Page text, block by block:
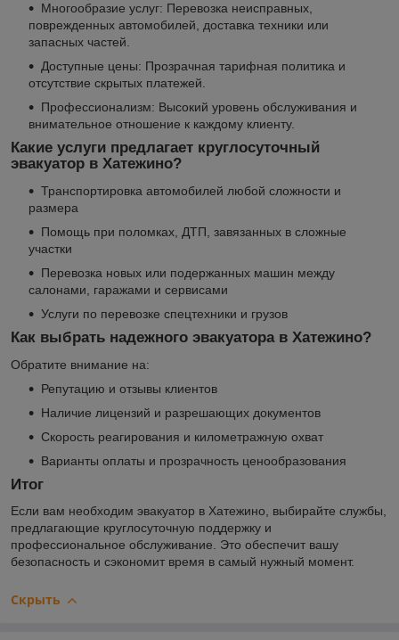
Многообразие услуг: Перевозка неисправных,
поврежденных автомобилей, доставка техники или
запасных частей.
Доступные цены: Прозрачная тарифная политика и
отсутствие скрытых платежей.
Профессионализм: Высокий уровень обслуживания и
внимательное отношение к каждому клиенту.
Какие услуги предлагает круглосуточный
эвакуатор в Хатежино?
Транспортировка автомобилей любой сложности и
размера
Помощь при поломках, ДТП, завязанных в сложные
участки
Перевозка новых или подержанных машин между
салонами, гаражами и сервисами
Услуги по перевозке спецтехники и грузов
Как выбрать надежного эвакуатора в Хатежино?
Обратите внимание на:
Репутацию и отзывы клиентов
Наличие лицензий и разрешающих документов
Скорость реагирования и километражную охват
Варианты оплаты и прозрачность ценообразования
Итог
Если вам необходим эвакуатор в Хатежино, выбирайте службы,
предлагающие круглосуточную поддержку и
профессиональное обслуживание. Это обеспечит вашу
безопасность и сэкономит время в самый нужный момент.
Скрыть